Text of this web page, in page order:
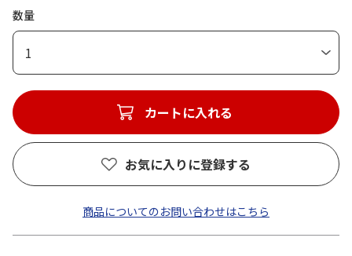
数量
1
カートに入れる
お気に入りに登録する
商品についてのお問い合わせはこちら